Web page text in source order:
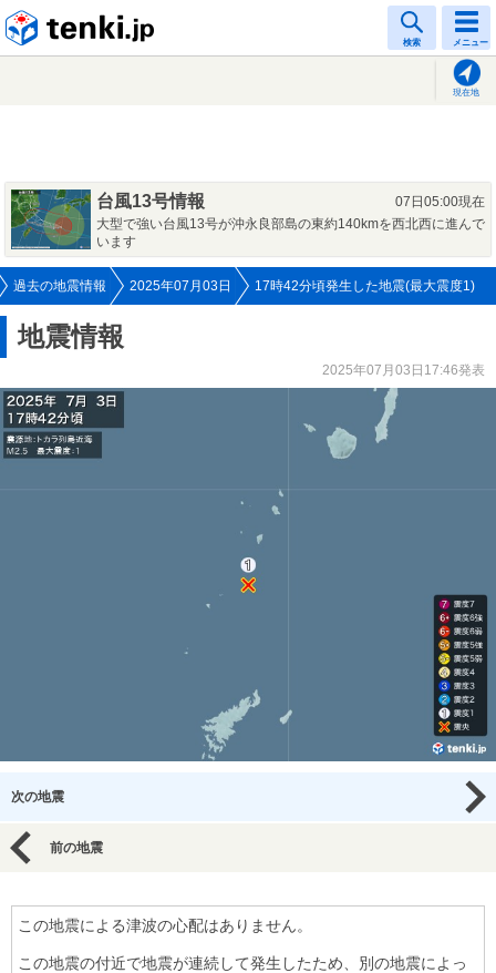
検索 メニュー
現在地
台風13号情報
07日05:00現在
大型で強い台風13号が沖永良部島の東約140kmを西北西に進んで
います
過去の地震情報 2025年07月03日 17時42分頃発生した地震(最大震度1)
地震情報
2025年07月03日17:46発表
次の地震
前の地震
この地震による津波の心配はありません。
この地震の付近で地震が連続して発生したため、別の地震によっ